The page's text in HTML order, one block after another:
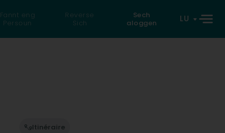
Fannt eng
Persoun
Reverse
Sich
Sech
aloggen
LU
Itinéraire